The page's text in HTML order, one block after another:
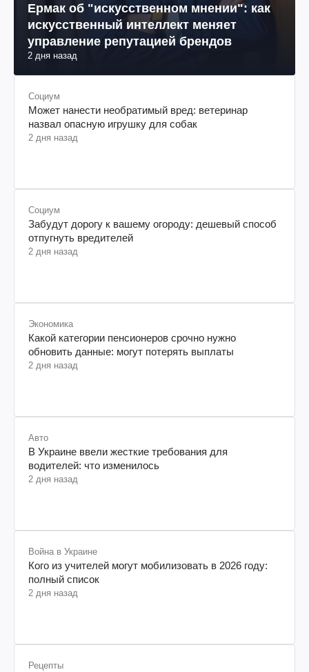
Ермак об "искусственном мнении": как
искусственный интеллект меняет
управление репутацией брендов
2 дня назад
Социум
Может нанести необратимый вред: ветеринар
назвал опасную игрушку для собак
2 дня назад
Социум
Забудут дорогу к вашему огороду: дешевый способ
отпугнуть вредителей
2 дня назад
Экономика
Какой категории пенсионеров срочно нужно
обновить данные: могут потерять выплаты
2 дня назад
Авто
В Украине ввели жесткие требования для
водителей: что изменилось
2 дня назад
Война в Украине
Кого из учителей могут мобилизовать в 2026 году:
полный список
2 дня назад
Рецепты